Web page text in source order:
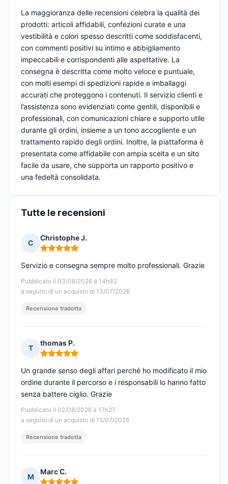
La maggioranza delle recensioni celebra la qualità dei
prodotti: articoli affidabili, confezioni curate e una
vestibilità e colori spesso descritti come soddisfacenti,
con commenti positivi su intimo e abbigliamento
impeccabili e corrispondenti alle aspettative. La
consegna è descritta come molto veloce e puntuale,
con molti esempi di spedizioni rapide e imballaggi
accurati che proteggono i contenuti. Il servizio clienti e
l’assistenza sono evidenziati come gentili, disponibili e
professionali, con comunicazioni chiare e supporto utile
durante gli ordini, insieme a un tono accogliente e un
trattamento rapido degli ordini. Inoltre, la piattaforma è
presentata come affidabile con ampia scelta e un sito
facile da usare, che supporta un rapporto positivo e
una fedeltà consolidata.
Tutte le recensioni
C
Christophe J.
Nota: 5 su 5
Pubblicato il 03/08/2026 à 14h42
a seguito di un acquisto di 13/07/2026
Servizio e consegna sempre molto professionali. Grazie
Recensione tradotta
T
thomas P.
Nota: 5 su 5
Pubblicato il 02/08/2026 à 17h27
a seguito di un acquisto di 15/07/2026
Un grande senso degli affari perché ho modificato il mio
ordine durante il percorso e i responsabili lo hanno fatto
senza battere ciglio. Grazie
Recensione tradotta
M
Marc C.